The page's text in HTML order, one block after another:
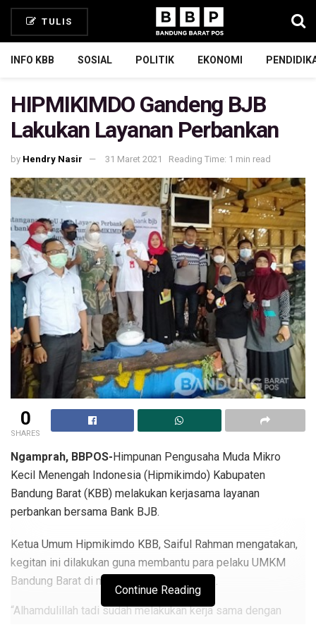
TULIS
INFO KBB SOSIAL POLITIK EKONOMI
HIPMIKIMDO Gandeng BJB
Lakukan Layanan Perbankan
by Hendry Nasir 31 Maret 2021 Reading Time: 1 min read
0
SHARES
Ngamprah, BBPOS- Himpunan Pengusaha Muda Mikro
Kecil Menengah Indonesia (Hipmikimdo) Kabupaten
Bandung Barat (KBB) melakukan kerjasama layanan
perbankan bersama Bank BJB.
Ketua Umum Hipmikimdo KBB, Saiful Rahman mengatakan,
kegitan ini dilakukan guna membantu para pelaku UMKM
Bandung Barat di masa pandemi Covid-19.
“Alhamdulillah tadi sudah melakukan kerja sama dengan
Continue Reading